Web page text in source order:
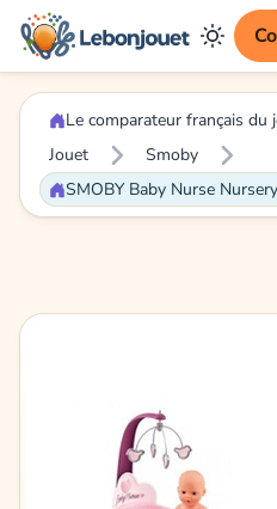
Le comparateur français du
Jouet
Smoby